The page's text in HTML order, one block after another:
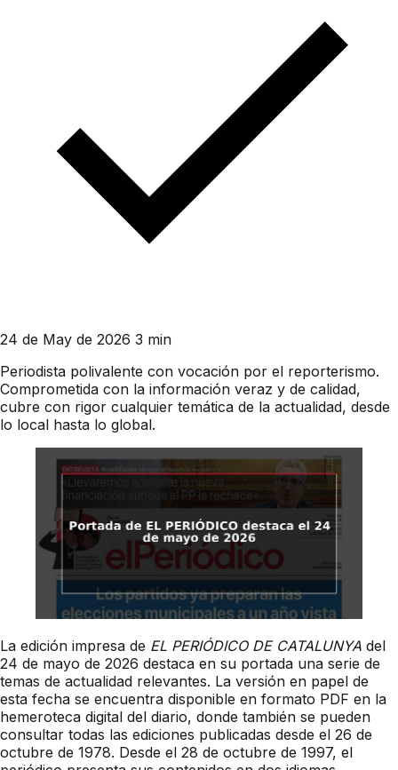
24 de May de 2026 3 min
Periodista polivalente con vocación por el reporterismo.
Comprometida con la información veraz y de calidad,
cubre con rigor cualquier temática de la actualidad, desde
lo local hasta lo global.
La edición impresa de EL PERIÓDICO DE CATALUNYA del
24 de mayo de 2026 destaca en su portada una serie de
temas de actualidad relevantes. La versión en papel de
esta fecha se encuentra disponible en formato PDF en la
hemeroteca digital del diario, donde también se pueden
consultar todas las ediciones publicadas desde el 26 de
octubre de 1978. Desde el 28 de octubre de 1997, el